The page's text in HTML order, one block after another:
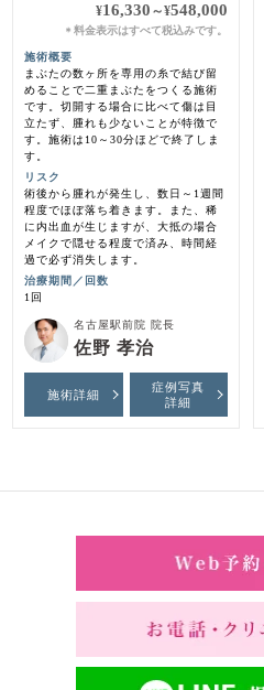
¥16,330 ～¥548,000
＊料金表示はすべて税込みです。
施術概要
まぶたの数ヶ所を専用の糸で結び留
めることで二重まぶたをつくる施術
です。切開する場合に比べて傷は目
立たず、腫れも少ないことが特徴で
す。施術は10～30分ほどで終了しま
す。
リスク
術後から腫れが発生し、数日～1週間
程度でほぼ落ち着きます。また、稀
に内出血が生じますが、大抵の場合
メイクで隠せる程度で済み、時間経
過で必ず消失します。
治療期間／回数
1回
名古屋駅前院 院長
佐野 孝治
施術詳細
症例写真
詳細